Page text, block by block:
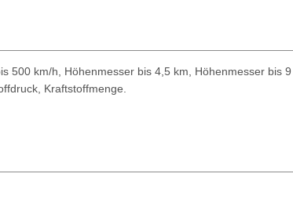
km/h, Höhenmesser bis 4,5 km, Höhenmesser bis
Kraftstoffmenge.